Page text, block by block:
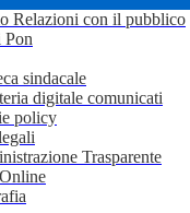
Relazioni con il pubblico
Pon
sindacale
digitale comunicati
policy
Trasparente